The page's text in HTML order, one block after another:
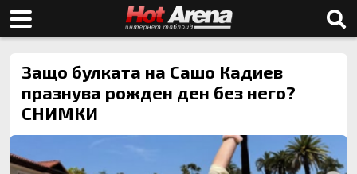
Защо булката на Сашо Кадиев
празнува рожден ден без него?
СНИМКИ